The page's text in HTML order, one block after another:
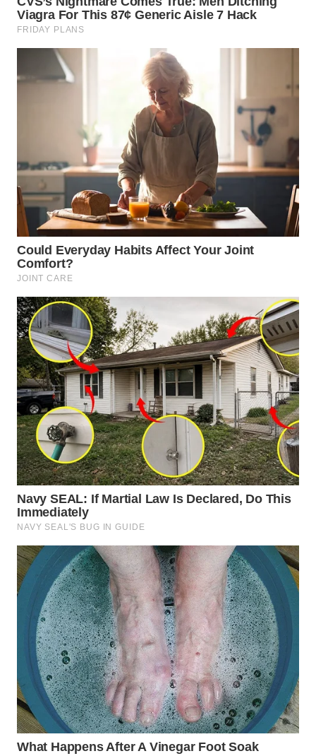
WN
SIMALUNGUN
WN
LABUHANBATU
WN DELI
SERDANG
WN
TEBING
TINGGI
WN
PAKPAK
WN
KARAWANG
WN
BEKASI
WN
BOGOR
WN
DEPOK
WN
TAPANULI
UTARA
WN
SAMOSIR
WN
PADANG
LAWAS
WN